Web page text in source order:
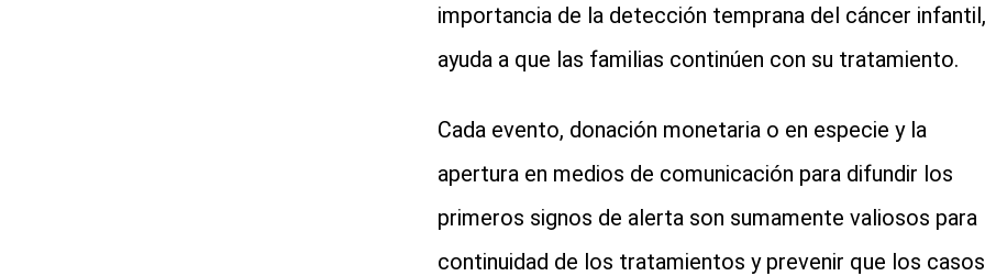
importancia de la detección temprana del cáncer infantil,
ayuda a que las familias continúen con su tratamiento.
Cada evento, donación monetaria o en especie y la
apertura en medios de comunicación para difundir los
primeros signos de alerta son sumamente valiosos para
continuidad de los tratamientos y prevenir que los casos